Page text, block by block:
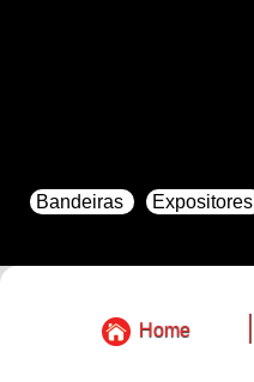
Bandeiras Expositores
Home